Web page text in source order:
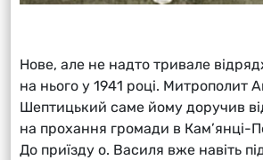
Нове, але не надто тривале
на нього у 1941 році. Митрополит
Шептицький саме йому доручив
на прохання громади в Кам’янці-
До приїзду о. Василя вже навіть